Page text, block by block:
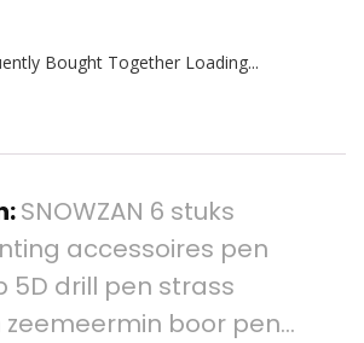
Bought Together Loading...
SNOWZAN 6 stuks
accessoires pen
5D drill pen strass
boor pen…